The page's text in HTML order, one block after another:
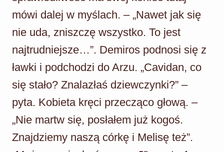
mówi dalej w myślach. – „Nawet jak się
nie uda, zniszczę wszystko. To jest
najtrudniejsze…”. Demiros podnosi się z
ławki i podchodzi do Arzu. „Cavidan, co
się stało? Znalazłaś dziewczynki?” –
pyta. Kobieta kręci przecząco głową. –
„Nie martw się, posłałem już kogoś.
Znajdziemy naszą córkę i Melisę też”.